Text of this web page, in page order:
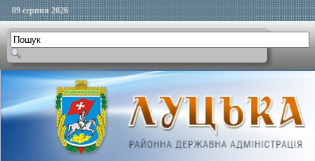
09 серпня 2026